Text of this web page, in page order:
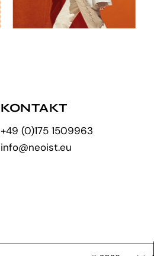
KONTAKT
+49 (0)175 1509963
info@neoist.eu